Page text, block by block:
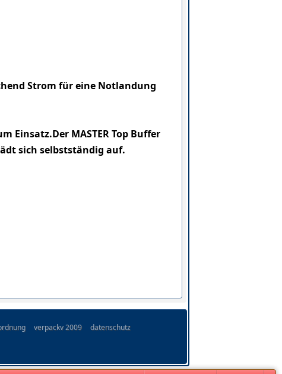
Strom für eine Notlandung
Einsatz.Der MASTER Top Buffer
sich selbstständig auf.
verpackv 2009
datenschutz